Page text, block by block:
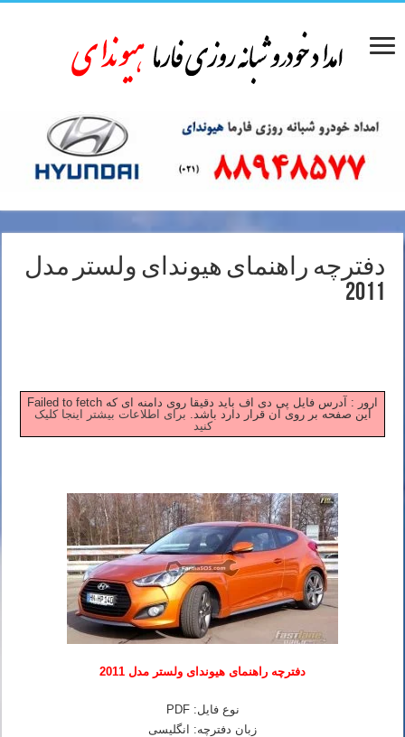
دفترچه راهنمای هیوندای ولستر مدل
2011
Failed to fetch ارور : آدرس فایل پی دی اف باید دقیقا روی دامنه ای که
این صفحه بر روی آن قرار دارد باشد. برای اطلاعات بیشتر اینجا کلیک
کنید
دفترچه راهنمای هیوندای ولستر مدل 2011
نوع فایل: PDF
زبان دفترچه: انگلیسی